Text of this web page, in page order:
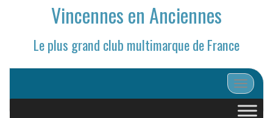
Vincennes en Anciennes
Le plus grand club multimarque de France
Afficher/